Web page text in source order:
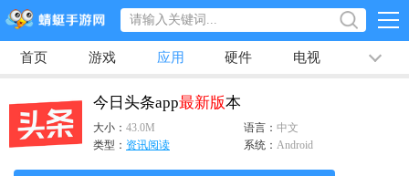
首页 游戏 应用 硬件 电视 排行榜
今日头条app最新版本
大小： 43.0M 语言： 中文
类型： 资讯阅读 系统： Android